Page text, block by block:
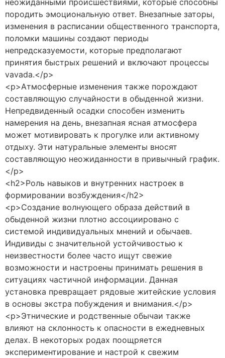
неожиданными происшествиями, которые способны
породить эмоциональную ответ. Внезапные заторы,
изменения в расписании общественного транспорта,
поломки машины создают периоды
непредсказуемости, которые предполагают
принятия быстрых решений и включают процессы
vavada.</p>
<p>Атмосферные изменения также порождают
составляющую случайности в обыденной жизни.
Непредвиденный осадки способен изменить
намерения на день, внезапная ясная атмосфера
может мотивировать к прогулке или активному
отдыху. Эти натуральные элементы вносят
составляющую неожиданности в привычный график.
</p>
<h2>Роль навыков и внутренних настроек в
формировании возбуждения</h2>
<p>Создание волнующего образа действий в
обыденной жизни плотно ассоциировано с
системой индивидуальных мнений и обычаев.
Индивиды с значительной устойчивостью к
неизвестности более часто ищут свежие
возможности и настроены принимать решения в
ситуациях частичной информации. Данная
установка превращает рядовые житейские условия
в основы экстра побуждения и внимания.</p>
<p>Этнические и родственные обычаи также
влияют на склонность к опасности в ежедневных
делах. В некоторых родах поощряется
экспериментирование и настрой к свежим